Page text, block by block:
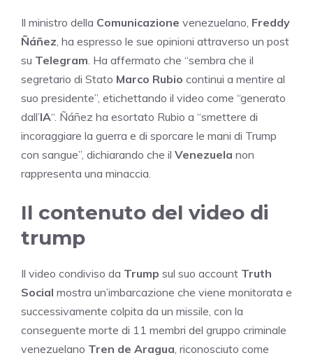
Il ministro della Comunicazione venezuelano, Freddy
Ñáñez, ha espresso le sue opinioni attraverso un post
su Telegram. Ha affermato che “sembra che il
segretario di Stato Marco Rubio continui a mentire al
suo presidente”, etichettando il video come “generato
dall’IA“. Ñáñez ha esortato Rubio a “smettere di
incoraggiare la guerra e di sporcare le mani di Trump
con sangue”, dichiarando che il Venezuela non
rappresenta una minaccia.
Il contenuto del video di
trump
Il video condiviso da Trump sul suo account Truth
Social mostra un’imbarcazione che viene monitorata e
successivamente colpita da un missile, con la
conseguente morte di 11 membri del gruppo criminale
venezuelano Tren de Aragua, riconosciuto come